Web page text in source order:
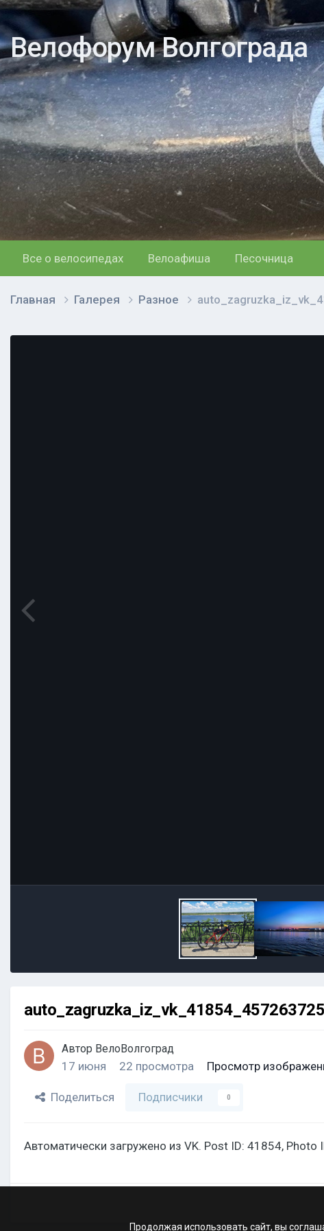
Велофорум Волгограда
Все о велосипедах Велоафиша Песочница
Главная Галерея Разное
auto_zagruzka_iz_vk_41854_457263725
Автор ВелоВолгоград
17 июня 22 просмотра Просмотр
Поделиться Подписчики 0
Автоматически загружено из VK. Post ID: 41854, Photo
Продолжая использовать сайт, вы